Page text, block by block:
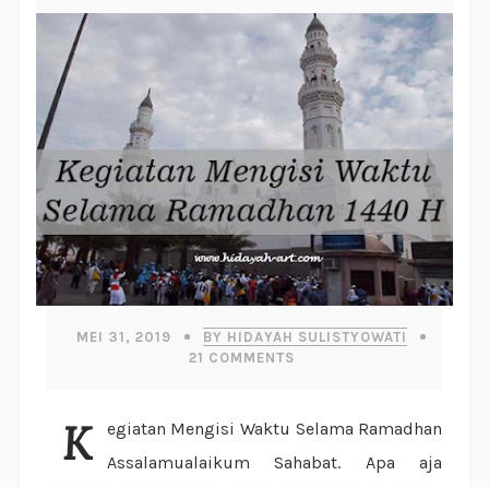
MEI 31, 2019
BY HIDAYAH SULISTYOWATI
21 COMMENTS
Kegiatan Mengisi Waktu Selama Ramadhan
Assalamualaikum Sahabat. Apa aja